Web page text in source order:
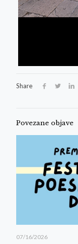
Share
Povezane objave
07/16/2026